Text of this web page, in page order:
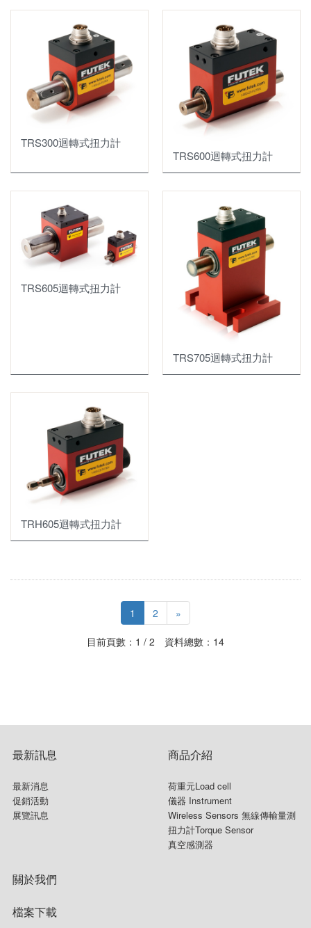
CVT 指針式真空控制器
DVT 數位顯示器
VT 指針式顯示器
HVG-2020B 真空感測器
DV-5 Series
TRS300迴轉式扭力計
TRS600迴轉式扭力計
TRS605迴轉式扭力計
TRS705迴轉式扭力計
TRH605迴轉式扭力計
1 2 »
目前頁數：1 / 2 資料總數：14
最新訊息
最新消息
促銷活動
展覽訊息
商品介紹
荷重元Load cell
儀器 Instrument
Wireless Sensors 無線傳輸量測
扭力計Torque Sensor
真空感測器
關於我們
檔案下載